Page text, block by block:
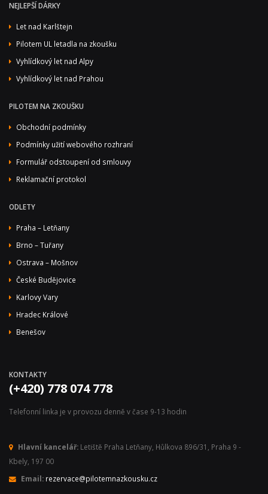
NEJLEPŠÍ DÁRKY
Let nad Karlštejn
Pilotem UL letadla na zkoušku
Vyhlídkový let nad Alpy
Vyhlídkový let nad Prahou
PILOTEM NA ZKOUŠKU
Obchodní podmínky
Podmínky užití webového rozhraní
Formulář odstoupení od smlouvy
Reklamační protokol
ODLETY
Praha – Letňany
Brno – Tuřany
Ostrava – Mošnov
České Budějovice
Karlovy Vary
Hradec Králové
Benešov
KONTAKTY
(+420) 778 074 778
Telefonní linka je v provozu denně v čase 9-13 hodin
Hlavní kancelář: Letiště Praha Letňany, Hůlkova 896/31, Praha 9 -
Kbely, 197 00
Email: rezervace@pilotemnazkousku.cz